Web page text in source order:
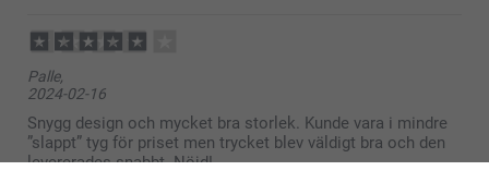
10:33
Hej Ulrica,
uppskattar ditt pennfodral😊.
Vi önskar dig en fin dag!
Varma hälsningar,
Pernilla @smartphoto
Palle,
2024-02-16
Snygg design och mycket bra storlek. Kunde vara i mindre
”slappt” tyg för priset men trycket blev väldigt bra och den
levererades snabbt. Nöjd!